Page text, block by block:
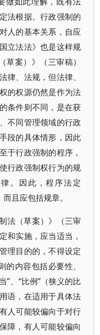
法根据。行政强制的
人的基本关系，自应
立法法》也是这样规
案）》（三审稿）
律、法规，但法律、
的权源仍然是作为法
条件则不同，是在获
不同管理领域的行政
段的具体情形，因此
于行政强制的程序，
行政强制权行为的规
。因此，程序法定
且应包括规章。
法（草案）》（三审
和实施，应当适当，
理目的的，不得设定
内容包括必要性、
”、“比例”（狭义的比
语，在适用于具体法
人可能较偏向于对行
障，有人可能较偏向